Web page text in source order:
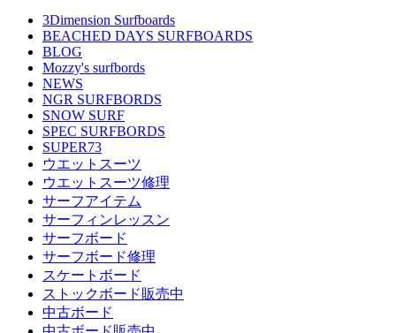
3Dimension Surfboards
BEACHED DAYS SURFBOARDS
BLOG
Mozzy's surfbords
NEWS
NGR SURFBORDS
SNOW SURF
SPEC SURFBORDS
SUPER73
ウエットスーツ
ウエットスーツ修理
サーフアイテム
サーフィンレッスン
サーフボード
サーフボード修理
スケートボード
ストックボード販売中
中古ボード